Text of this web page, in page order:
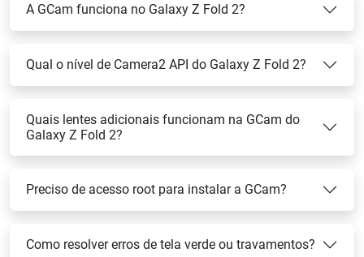
A GCam funciona no Galaxy Z Fold 2?
Qual o nível de Camera2 API do Galaxy Z Fold 2?
Quais lentes adicionais funcionam na GCam do
Galaxy Z Fold 2?
Preciso de acesso root para instalar a GCam?
Como resolver erros de tela verde ou travamentos?